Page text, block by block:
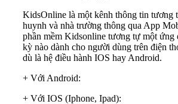
KidsOnline là một kênh thông tin tương
huynh và nhà trường thông qua App
phần mềm Kidsonline tương tự một ứng
kỳ nào dành cho người dùng trên điện
dù là hệ điều hành IOS hay Android.
+ Với Android:
+ Với IOS (Iphone, Ipad):